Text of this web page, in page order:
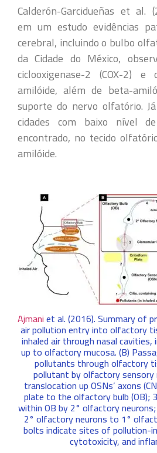
Calderón-Garcidueñas et al.
em um estudo evidências
cerebral, incluindo o bulbo
da Cidade do México,
ciclooxigenase-2 (COX-2)
amilóide, além de beta-
suporte do nervo olfatório.
cidades com baixo nível
encontrado, no tecido
amilóide.
Ajmaniet al. (2016). Summary of
air pollution entry into olfactory
inhaled air through nasal
up to olfactory mucosa. (B)
pollutants through olfactory
pollutant by olfactory sensory
translocation up OSNs’ axons
plate to the olfactory bulb (OB);
within OB by 2° olfactory
2° olfactory neurons to 1°
bolts indicate sites of pollution-
cytotoxicity, and